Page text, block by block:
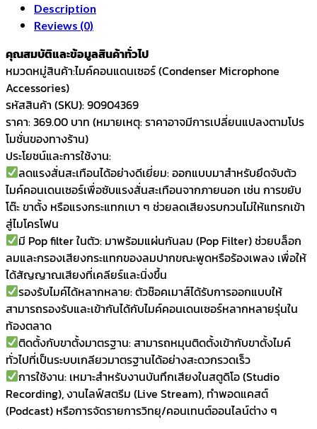
ใช้
สำหรับ
ตูด
ไมค์
เกลียว
ขนาด
25
mm
พร้อม
ที่
กัน
ลม
quantity
Description
Reviews (0)
คุณสมบัติและข้อมูลสินค้าทั่วไป
หมวดหมู่สินค้า:ไมค์คอนแดนเซอร์ (Condenser Microphone
Accessories)
รหัสสินค้า (SKU): 90904369
ราคา: 369.00 บาท (หมายเหตุ: ราคาอาจมีการเปลี่ยนแปลงตามโปร
โมชั่นของทางร้าน)
ประโยชน์และการใช้งาน:
ลดแรงสั่นสะเทือนได้อย่างดีเยี่ยม: ออกแบบมาสำหรับยึดจับตัว
ไมค์คอนเดนเซอร์เพื่อซับแรงสั่นสะเทือนจากภายนอก เช่น การขยับ
โต๊ะ ขาตั้ง หรือแรงกระแทกเบา ๆ ช่วยลดเสียงรบกวนไม่ให้แทรกเข้า
สู่ไมโครโฟน
มี Pop filter ในตัว: มาพร้อมแผ่นกันลม (Pop Filter) ช่วยบล็อก
ลมและกรองเสียงกระแทกของลมปากขณะพูดหรือร้องเพลง เพื่อให้
ได้สัญญาณเสียงที่เคลียร์และนิ่งขึ้น
รองรับไมค์ได้หลากหลาย: ตัวช๊อคเมาส์ได้รับการออกแบบให้
สามารถรองรับและเข้ากันได้กับไมค์คอนเดนเซอร์หลากหลายรุ่นใน
ท้องตลาด
ติดตั้งกับขาตั้งมาตรฐาน: สามารถหมุนติดตั้งเข้ากับขาตั้งไมค์
ทั่วไปที่เป็นระบบเกลียวมาตรฐานได้อย่างสะดวกรวดเร็ว
การใช้งาน: เหมาะสำหรับงานบันทึกเสียงในสตูดิโอ (Studio
Recording), งานไลฟ์สตรีม (Live Stream), ทำพอดแคสต์
(Podcast) หรือการจัดรายการวิทยุ/คอนเทนต์ออนไลน์ต่าง ๆ